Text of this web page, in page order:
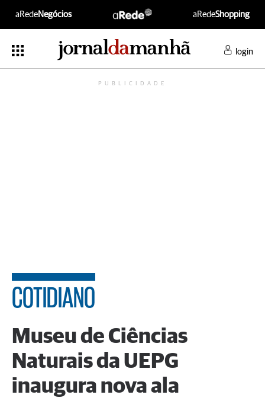
aRedeNegócios aRedeShopping
login
PUBLICIDADE
COTIDIANO
Museu de Ciências
Naturais da UEPG
inaugura nova ala